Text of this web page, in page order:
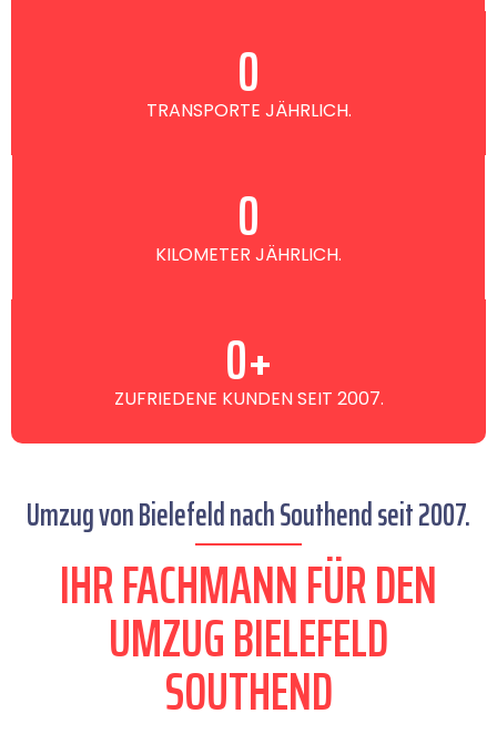
TRANSPORTE JÄHRLICH.
0
KILOMETER JÄHRLICH.
0
ZUFRIEDENE KUNDEN SEIT 2007.
0+
Umzug von Bielefeld nach Southend seit 2007.
IHR FACHMANN FÜR DEN
UMZUG BIELEFELD
SOUTHEND